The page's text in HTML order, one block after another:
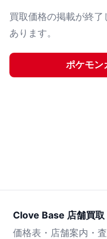
買取価格の掲載が終
あります。
ポケモン
Clove Base 店舗買取
価格表・店舗案内・